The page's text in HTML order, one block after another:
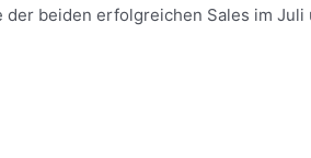
beiden erfolgreichen Sales im